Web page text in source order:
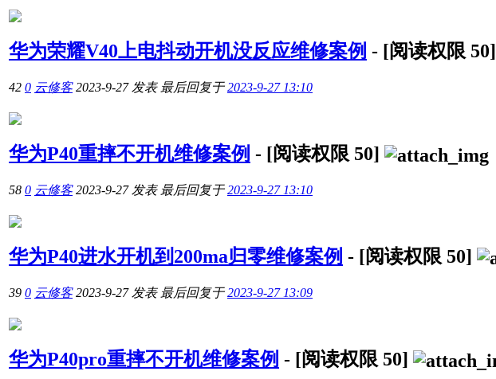
华为荣耀V40上电抖动开机没反应维修案例 - [阅读权限 50]
42 0 云修客 2023-9-27发表 最后回复于2023-9-27 13:10
华为P40重摔不开机维修案例 - [阅读权限 50]
58 0 云修客 2023-9-27发表 最后回复于2023-9-27 13:10
华为P40进水开机到200ma归零维修案例 - [阅读权限 50]
39 0 云修客 2023-9-27发表 最后回复于2023-9-27 13:09
华为P40pro重摔不开机维修案例 - [阅读权限 50]